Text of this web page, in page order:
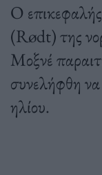
Ο
(Rødt) της
Μοξνέ
συνελήφθη να
ηλίου.